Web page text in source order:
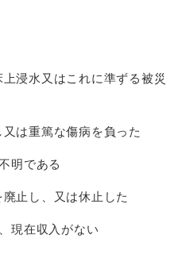
浸水又はこれに準ずる被災
は重篤な傷病を負った
明である
止し、又は休止した
現在収入がない